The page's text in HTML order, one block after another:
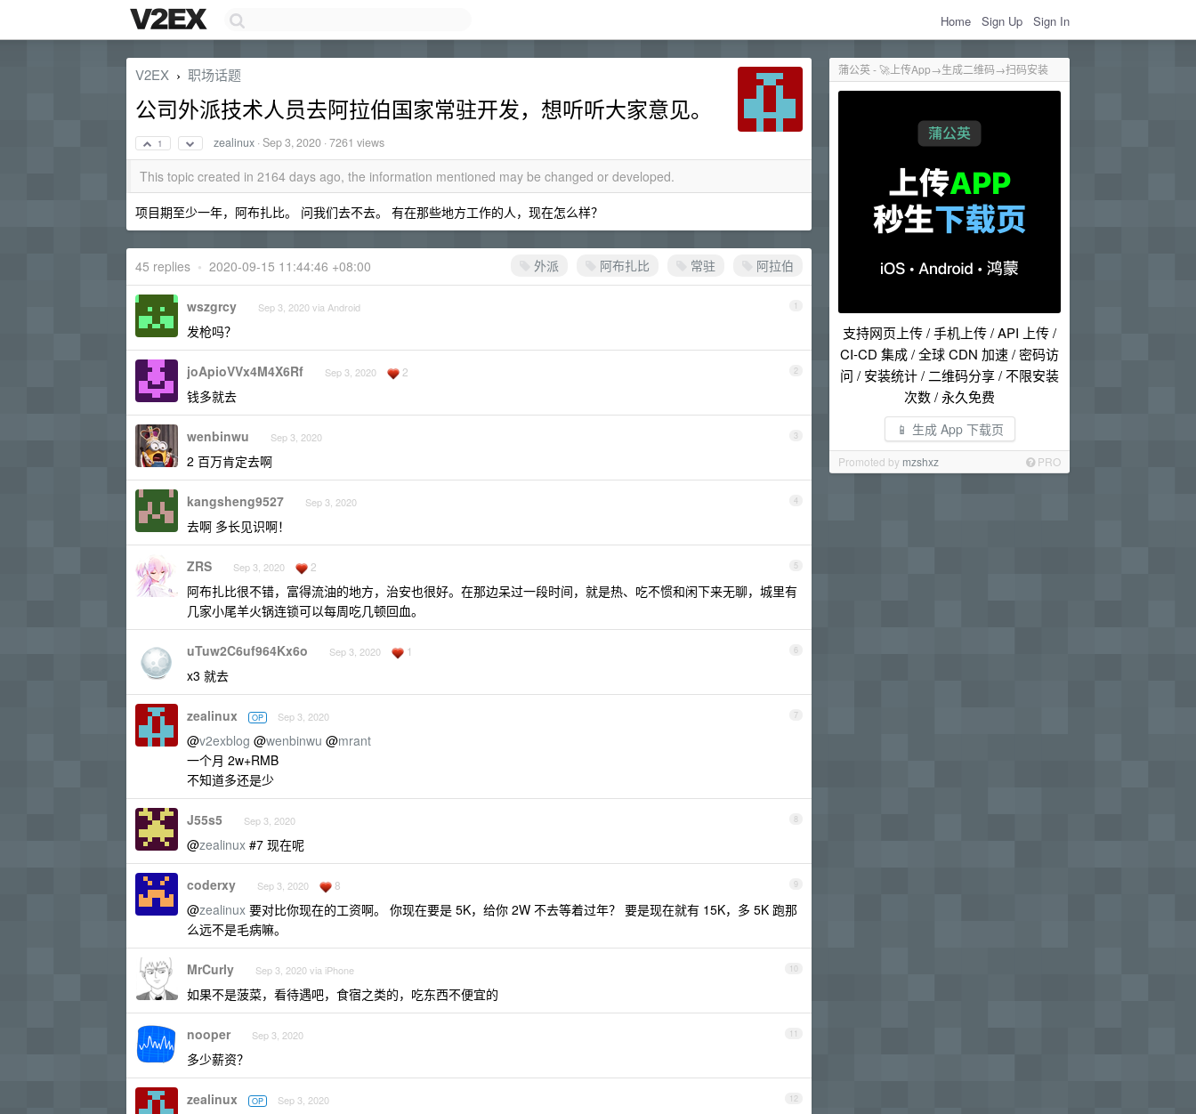
Home Sign Up Sign In
蒲公英 - 🚀上传App→生成二维码→扫码安装
支持网页上传 / 手机上传 / API 上传 /
CI-CD 集成 / 全球 CDN 加速 / 密码访
问 / 安装统计 / 二维码分享 / 不限安装
次数 / 永久免费
📱 生成 App 下载页
Promoted by mzshxz PRO
V2EX › 职场话题
公司外派技术人员去阿拉伯国家常驻开发，想听听大家意见。
1 zealinux ·Sep 3, 2020 · 7261 views
This topic created in 2164 days ago, the information mentioned may be changed or developed.
项目期至少一年，阿布扎比。 问我们去不去。 有在那些地方工作的人，现在怎么样？
外派 阿布扎比 常驻 阿拉伯
45 replies • 2020-09-15 11:44:46 +08:00
1
wszgrcy Sep 3, 2020 via Android
发枪吗？
2
joApioVVx4M4X6Rf Sep 3, 2020 2
钱多就去
3
wenbinwu Sep 3, 2020
2 百万肯定去啊
4
kangsheng9527 Sep 3, 2020
去啊 多长见识啊！
5
ZRS Sep 3, 2020 2
阿布扎比很不错，富得流油的地方，治安也很好。在那边呆过一段时间，就是热、吃不惯和闲下来无聊，城里有
几家小尾羊火锅连锁可以每周吃几顿回血。
6
uTuw2C6uf964Kx6o Sep 3, 2020 1
x3 就去
7
zealinux OP Sep 3, 2020
@v2exblog @wenbinwu @mrant
一个月 2w+RMB
不知道多还是少
8
J55s5 Sep 3, 2020
@zealinux #7 现在呢
9
coderxy Sep 3, 2020 8
@zealinux 要对比你现在的工资啊。 你现在要是 5K，给你 2W 不去等着过年？ 要是现在就有 15K，多 5K 跑那
么远不是毛病嘛。
10
MrCurly Sep 3, 2020 via iPhone
如果不是菠菜，看待遇吧，食宿之类的，吃东西不便宜的
11
nooper Sep 3, 2020
多少薪资？
12
zealinux OP Sep 3, 2020